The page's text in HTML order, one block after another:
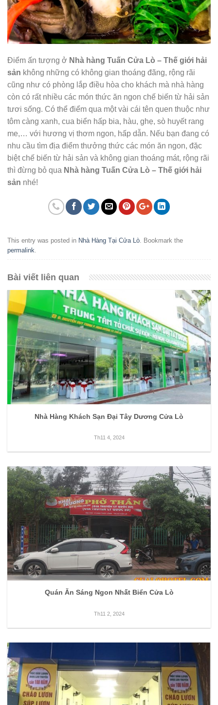
Điểm ấn tượng ở Nhà hàng Tuấn Cửa Lò – Thế giới hải
sản không những có không gian thoáng đãng, rộng rãi
cũng như có phòng lắp điều hòa cho khách mà nhà hàng
còn có rất nhiều các món thức ăn ngon chế biến từ hải sản
tươi sống. Có thể điểm qua một vài cái tên quen thuộc như
tôm càng xanh, cua biển hấp bia, hàu, ghẹ, sò huyết rang
me,… với hương vị thơm ngon, hấp dẫn. Nếu bạn đang có
nhu cầu tìm địa điểm thưởng thức các món ăn ngon, đặc
biệt chế biến từ hải sản và không gian thoáng mát, rộng rãi
thì đừng bỏ qua Nhà hàng Tuấn Cửa Lò – Thế giới hải
sản nhé!
This entry was posted in Nhà Hàng Tại Cửa Lò. Bookmark the
permalink.
Bài viết liên quan
Nhà Hàng Khách Sạn Đại Tây Dương Cửa Lò
Th11 4, 2024
Quán Ăn Sáng Ngon Nhất Biển Cửa Lò
Th11 2, 2024